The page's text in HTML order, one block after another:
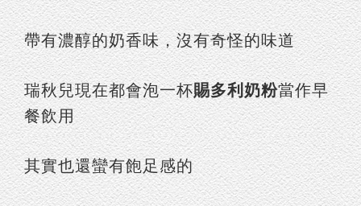
帶有濃醇的奶香味，沒有奇怪的味道
瑞秋兒現在都會泡一杯賜多利奶粉當作早
餐飲用
其實也還蠻有飽足感的